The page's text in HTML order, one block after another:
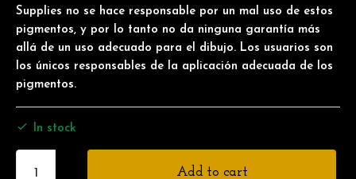
Supplies no se hace responsable por un mal uso de estos
pigmentos, y por lo tanto no da ninguna garantía más
allá de un uso adecuado para el dibujo. Los usuarios son
los únicos responsables de la aplicación adecuada de los
pigmentos.
In stock
Add to cart